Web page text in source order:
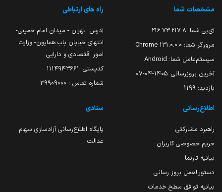
مشخصات شما
آی‌پی شما: 216.73.217.8
مرورگر شما: 131.0.0.0 Chrome
سیستم‌عامل شما: Android
آخرین بروزرسانی: ۱۴۰۵-۰۴-۰۷
بازدید: 1199
راه های ارتباطی
آدرس: تهران - میدان امام خمینی-
انتهای خیابان باب همایون- وزارت
امور اقتصادی و دارایی
کدپستی: ۱۱۱۴۹۴۳۶۶۱
شماره تماس : 39909000
اطلاع‌رسانی
راهبرد مشارکتی
حریم خصوصی کاربران
بیانیه تارنما
دستورالعمل بروز رسانی
بیانیه توافق سطح خدمات
ستادی
پایگاه اطلاع‌رسانی آزادسازی سهام
عدالت